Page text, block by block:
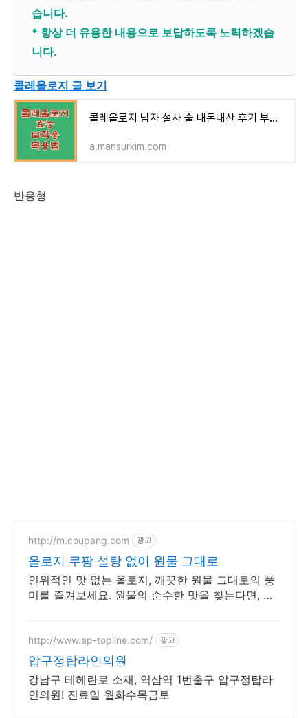
습니다.
* 항상 더 유용한 내용으로 보답하도록 노력하겠습
니다.
콜레올로지 글 보기
콜레올로지 남자 설사 술 내돈내산 후기 부작용 효능 엿보기
a.mansurkim.com
반응형
http://m.coupang.com 광고
올로지 쿠팡 설탕 없이 원물 그대로
인위적인 맛 없는 올로지, 깨끗한 원물 그대로의 풍
미를 즐겨보세요. 원물의 순수한 맛을 찾는다면, 쿠
http://www.ap-topline.com/ 광고
압구정탑라인의원
강남구 테헤란로 소재, 역삼역 1번출구 압구정탑라
인의원! 진료일 월화수목금토